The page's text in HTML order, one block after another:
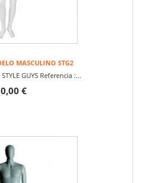
MASCULINO STG2
GUYS Referencia :...
€